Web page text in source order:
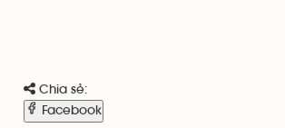
Chia sẻ:
Facebook